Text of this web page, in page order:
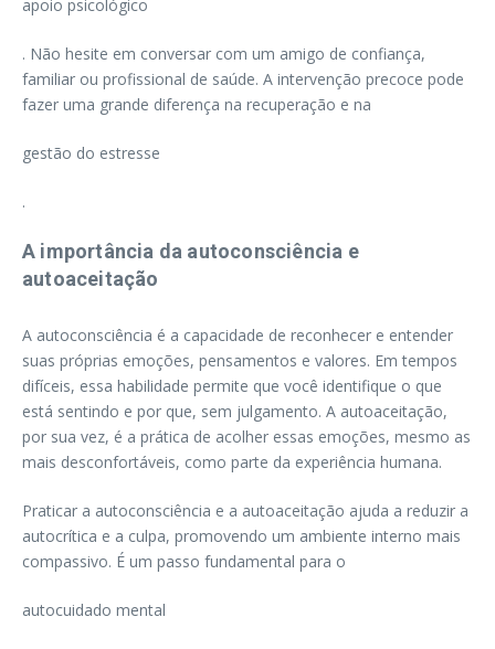
apoio psicológico
. Não hesite em conversar com um amigo de confiança,
familiar ou profissional de saúde. A intervenção precoce pode
fazer uma grande diferença na recuperação e na
gestão do estresse
.
A importância da autoconsciência e
autoaceitação
A autoconsciência é a capacidade de reconhecer e entender
suas próprias emoções, pensamentos e valores. Em tempos
difíceis, essa habilidade permite que você identifique o que
está sentindo e por que, sem julgamento. A autoaceitação,
por sua vez, é a prática de acolher essas emoções, mesmo as
mais desconfortáveis, como parte da experiência humana.
Praticar a autoconsciência e a autoaceitação ajuda a reduzir a
autocrítica e a culpa, promovendo um ambiente interno mais
compassivo. É um passo fundamental para o
autocuidado mental